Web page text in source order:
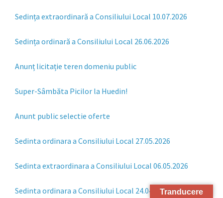
Sedința extraordinară a Consiliului Local 10.07.2026
Sedința ordinară a Consiliului Local 26.06.2026
Anunț licitație teren domeniu public
Super-Sâmbăta Picilor la Huedin!
Anunt public selectie oferte
Sedinta ordinara a Consiliului Local 27.05.2026
Sedinta extraordinara a Consiliului Local 06.05.2026
Sedinta ordinara a Consiliului Local 24.04.2026Tranducere